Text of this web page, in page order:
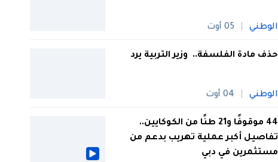
الوطني 05 أوت
حذف مادة الفلسفة.. وزير التربية يرد
الوطني 04 أوت
44 موقوفًا و21 طنًا من الكوكايين..
تفاصيل أكبر عملية تهريب بدعم من
مستثمرين في دبي